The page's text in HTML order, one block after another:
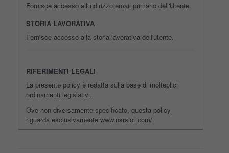
Fornisce accesso all'indirizzo email primario dell'Utente.
STORIA LAVORATIVA
Fornisce accesso alla storia lavorativa dell'utente.
RIFERIMENTI LEGALI
La presente policy è redatta sulla base di molteplici
ordinamenti legislativi.
Ove non diversamente specificato, questa policy
riguarda esclusivamente www.nsrslot.com/.